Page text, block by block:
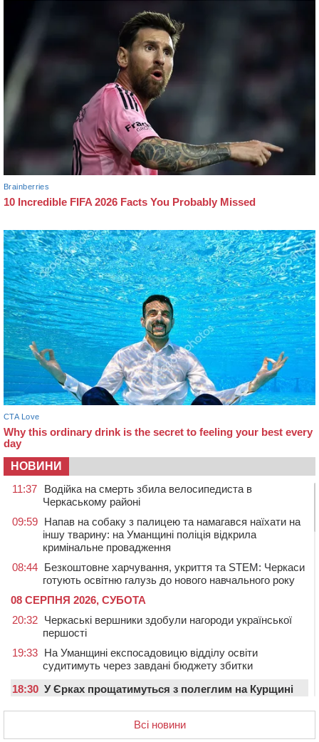
НОВИНИ
11:37
Водійка на смерть збила велосипедиста в
Черкаському районі
09:59 Напав на собаку з палицею та намагався наїхати на
іншу тварину: на Уманщині поліція відкрила
кримінальне провадження
08:44 Безкоштовне харчування, укриття та STEM: Черкаси
готують освітню галузь до нового навчального року
08 СЕРПНЯ 2026, СУБОТА
20:32 Черкаські вершники здобули нагороди української
першості
19:33 На Уманщині експосадовицю відділу освіти
судитимуть через завдані бюджету збитки
18:30 У Єрках прощатимуться з полеглим на Курщині
Апеляційний суд підтвердив стягнення майже 250
тис. грн шкоди за незаконний вилов риби
Всі новини